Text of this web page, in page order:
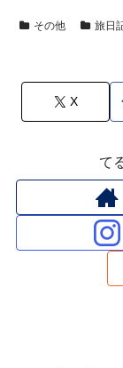
その他 旅日
X
て